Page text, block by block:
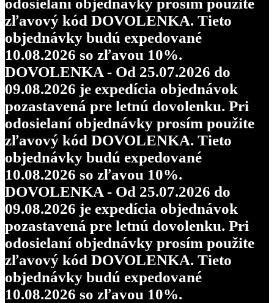
odosielaní objednávky prosím použite
zľavový kód DOVOLENKA. Tieto
objednávky budú expedované
10.08.2026 so zľavou 10%.
DOVOLENKA - Od 25.07.2026 do
09.08.2026 je expedícia objednávok
pozastavená pre letnú dovolenku. Pri
odosielaní objednávky prosím použite
zľavový kód DOVOLENKA. Tieto
objednávky budú expedované
10.08.2026 so zľavou 10%.
DOVOLENKA - Od 25.07.2026 do
09.08.2026 je expedícia objednávok
pozastavená pre letnú dovolenku. Pri
odosielaní objednávky prosím použite
zľavový kód DOVOLENKA. Tieto
objednávky budú expedované
10.08.2026 so zľavou 10%.